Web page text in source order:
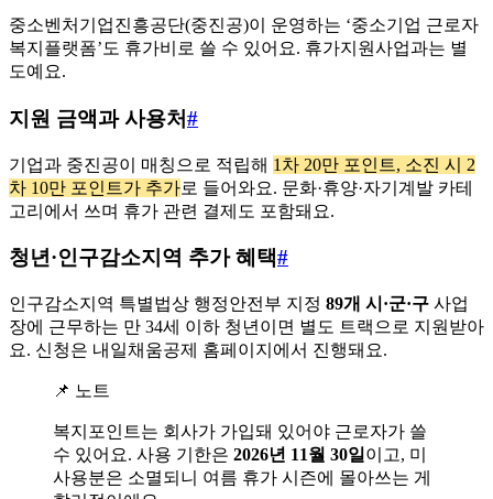
중소벤처기업진흥공단(중진공)이 운영하는 ‘중소기업 근로자
복지플랫폼’도 휴가비로 쓸 수 있어요. 휴가지원사업과는 별
도예요.
지원 금액과 사용처#
기업과 중진공이 매칭으로 적립해 1차 20만 포인트, 소진 시 2
차 10만 포인트가 추가로 들어와요. 문화·휴양·자기계발 카테
고리에서 쓰며 휴가 관련 결제도 포함돼요.
청년·인구감소지역 추가 혜택#
인구감소지역 특별법상 행정안전부 지정 89개 시·군·구 사업
장에 근무하는 만 34세 이하 청년이면 별도 트랙으로 지원받아
요. 신청은 내일채움공제 홈페이지에서 진행돼요.
📌 노트
복지포인트는 회사가 가입돼 있어야 근로자가 쓸
수 있어요. 사용 기한은 2026년 11월 30일 이고, 미
사용분은 소멸되니 여름 휴가 시즌에 몰아쓰는 게